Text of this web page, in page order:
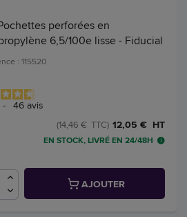
perforées en
6,5/100e lisse - Fiducial
: 115520
- 46 avis
12,05 € HT
(14,46 € TTC)
EN STOCK, LIVRÉ EN 24/48H
AJOUTER